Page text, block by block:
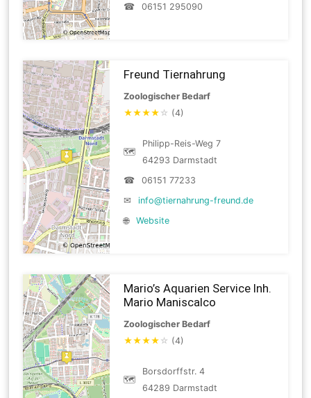
☎
06151 295090
Freund Tiernahrung
Zoologischer Bedarf
★★★★ ☆ (4)
🗺
Philipp-Reis-Weg 7
64293 Darmstadt
☎
06151 77233
✉
info@tiernahrung-freund.de
🌐
Website
Mario’s Aquarien Service Inh.
Mario Maniscalco
Zoologischer Bedarf
★★★★ ☆ (4)
🗺
Borsdorffstr. 4
64289 Darmstadt